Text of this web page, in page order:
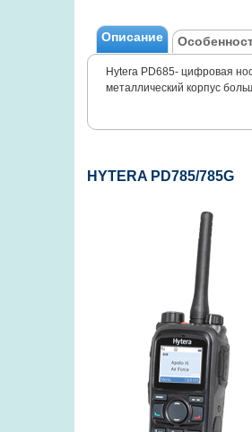
Описание
Hytera PD685- цифровая
металлический корпус
HYTERA PD785/785G